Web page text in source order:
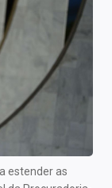
estender as